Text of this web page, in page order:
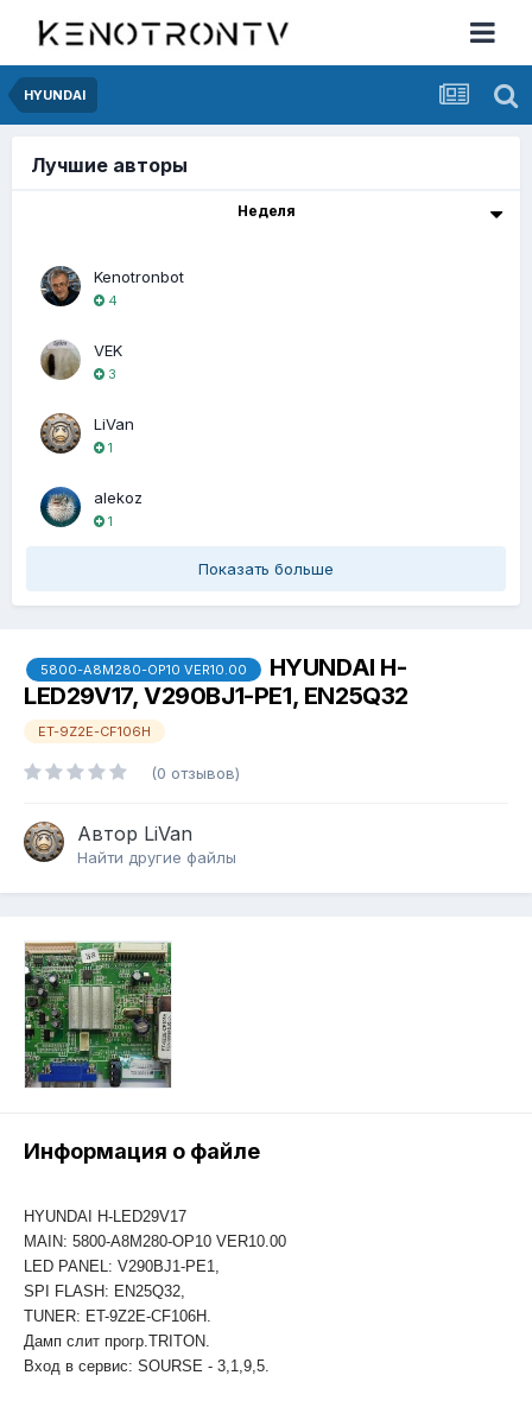
HYUNDAI
Лучшие авторы
Неделя
Kenotronbot
4
VEK
3
LiVan
1
alekoz
1
Показать больше
5800-A8M280-OP10 VER10.00
HYUNDAI H-
LED29V17, V290BJ1-PE1, EN25Q32
ET-9Z2E-CF106H
(0 отзывов)
Автор LiVan
Найти другие файлы
Информация о файле
HYUNDAI H-LED29V17
MAIN: 5800-A8M280-OP10 VER10.00
LED PANEL: V290BJ1-PE1,
SPI FLASH: EN25Q32,
TUNER: ET-9Z2E-CF106H.
Дамп слит прогр.TRITON.
Вход в сервис: SOURSE - 3,1,9,5.